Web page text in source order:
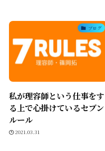
ブログ
私が理容師という仕事をす
る上で心掛けているセブン
ルール
2021.03.31